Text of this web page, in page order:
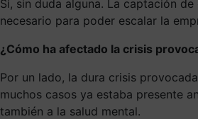
Sí, sin duda alguna. La captación
necesario para poder escalar la
¿Cómo ha afectado la crisis
Por un lado, la dura crisis
muchos casos ya estaba presente
también a la salud mental.